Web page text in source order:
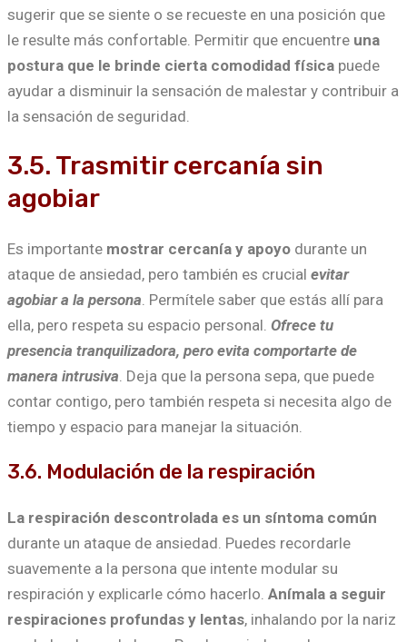
sugerir que se siente o se recueste en una posición que
le resulte más confortable. Permitir que encuentre una
postura que le brinde cierta comodidad física puede
ayudar a disminuir la sensación de malestar y contribuir a
la sensación de seguridad.
3.5. Trasmitir cercanía sin
agobiar
Es importante mostrar cercanía y apoyo durante un
ataque de ansiedad, pero también es crucial evitar
agobiar a la persona. Permítele saber que estás allí para
ella, pero respeta su espacio personal. Ofrece tu
presencia tranquilizadora, pero evita comportarte de
manera intrusiva. Deja que la persona sepa, que puede
contar contigo, pero también respeta si necesita algo de
tiempo y espacio para manejar la situación.
3.6. Modulación de la respiración
La respiración descontrolada es un síntoma común
durante un ataque de ansiedad. Puedes recordarle
suavemente a la persona que intente modular su
respiración y explicarle cómo hacerlo. Anímala a seguir
respiraciones profundas y lentas, inhalando por la nariz